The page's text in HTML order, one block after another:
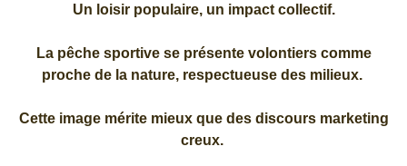
Un loisir populaire, un impact collectif.
La pêche sportive se présente volontiers comme
proche de la nature, respectueuse des milieux.
Cette image mérite mieux que des discours marketing
creux.